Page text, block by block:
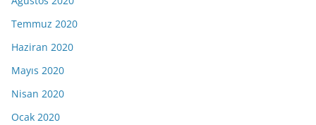
Temmuz 2020
Haziran 2020
Mayıs 2020
Nisan 2020
Ocak 2020